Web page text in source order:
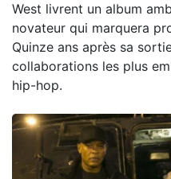
West livrent un album
novateur qui marquera
Quinze ans après sa
collaborations les plus
hip-hop.